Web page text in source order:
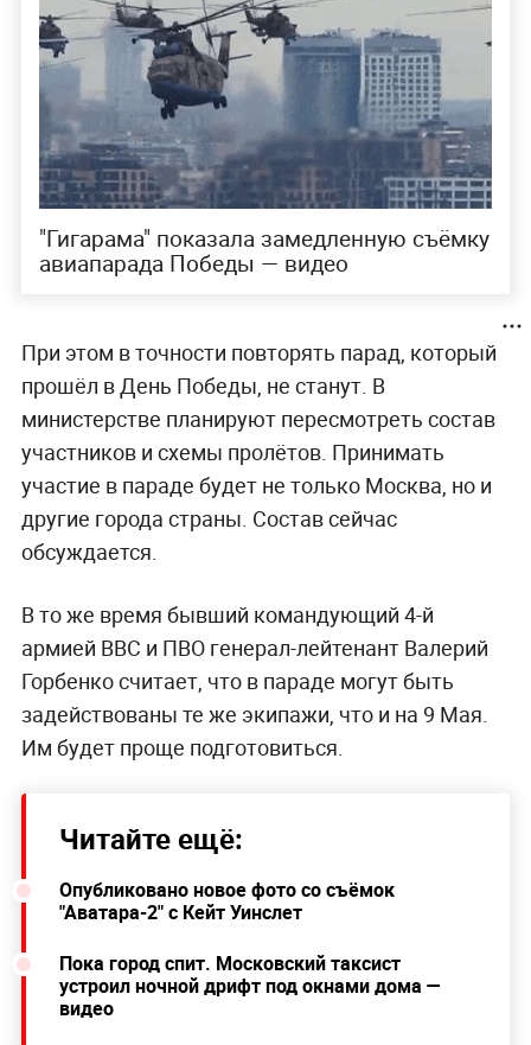
"Гигарама" показала замедленную съёмку
авиапарада Победы — видео
При этом в точности повторять парад, который
прошёл в День Победы, не станут. В
министерстве планируют пересмотреть состав
участников и схемы пролётов. Принимать
участие в параде будет не только Москва, но и
другие города страны. Состав сейчас
обсуждается.
В то же время бывший командующий 4-й
армией ВВС и ПВО генерал-лейтенант Валерий
Горбенко считает, что в параде могут быть
задействованы те же экипажи, что и на 9 Мая.
Им будет проще подготовиться.
Читайте ещё:
Опубликовано новое фото со съёмок
"Аватара-2" с Кейт Уинслет
Пока город спит. Московский таксист
устроил ночной дрифт под окнами дома —
видео